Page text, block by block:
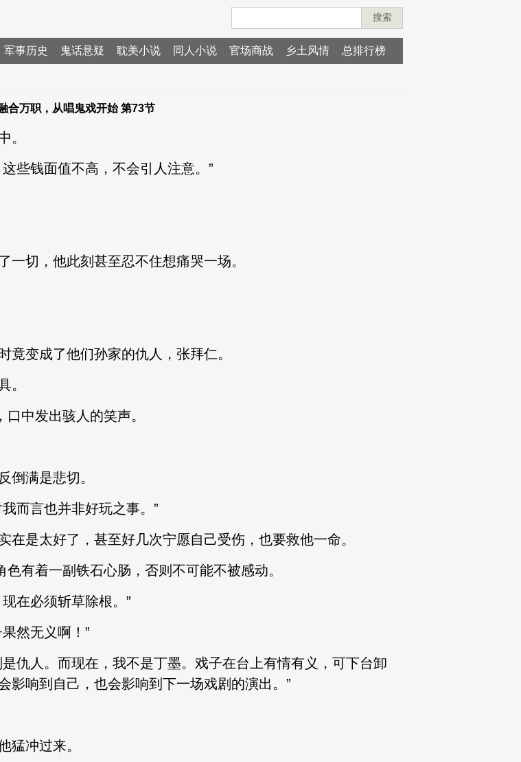
搜索
军事历史 鬼话悬疑 耽美小说 同人小说 官场商战 乡土风情 总排行榜
合万职，从唱鬼戏开始 第73节
。
钱面值不高，不会引人注意。”
切，他此刻甚至忍不住想痛哭一场。
变成了他们孙家的仇人，张拜仁。
。
发出骇人的笑声。
满是悲切。
而言也并非好玩之事。”
是太好了，甚至好几次宁愿自己受伤，也要救他一命。
有着一副铁石心肠，否则不可能不被感动。
在必须斩草除根。”
然无义啊！”
人。而现在，我不是丁墨。戏子在台上有情有义，可下台卸
影响到自己，也会影响到下一场戏剧的演出。”
冲过来。